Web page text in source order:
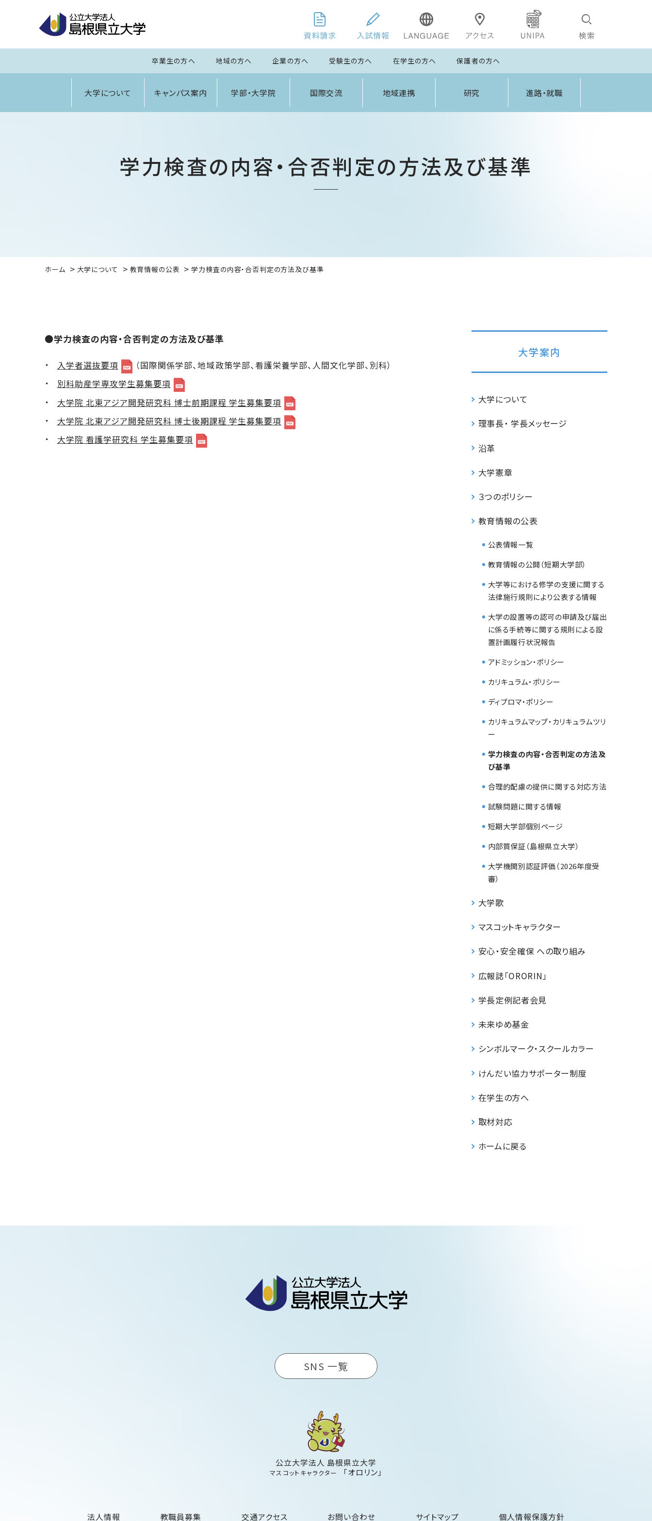
卒業生の方へ 地域の方へ 企業の方へ 受験生の方へ 在学生の方へ 保護者の方へ
大学について キャンパス案内 学部・大学院 国際交流 地域連携 研究 進路・就職
学力検査の内容・合否判定の方法及び基準
ホーム 大学について 教育情報の公表 学力検査の内容・合否判定の方法及び基準
●学力検査の内容・合否判定の方法及び基準
入学者選抜要項
（国際関係学部、地域政策学部、看護栄養学部、人間文化学部、別科）
別科助産学専攻学生募集要項
大学院 北東アジア開発研究科 博士前期課程 学生募集要項
大学院 北東アジア開発研究科 博士後期課程 学生募集要項
大学院 看護学研究科 学生募集要項
大学案内
大学について
理事長・ 学長メッセージ
沿革
大学憲章
３つのポリシー
教育情報の公表
公表情報一覧
教育情報の公開（短期大学部）
大学等における修学の支援に関する
法律施行規則により公表する情報
大学の設置等の認可の申請及び届出
に係る手続等に関する規則による設
置計画履行状況報告
アドミッション・ポリシー
カリキュラム・ポリシー
ディプロマ・ポリシー
カリキュラムマップ・カリキュラムツリ
ー
学力検査の内容・合否判定の方法及
び基準
合理的配慮の提供に関する対応方法
試験問題に関する情報
短期大学部個別ページ
内部質保証（島根県立大学）
大学機関別認証評価（2026年度受
審）
大学歌
マスコットキャラクター
安心・安全確保 への取り組み
広報誌「ORORIN」
学長定例記者会見
未来ゆめ基金
シンボルマーク・スクールカラー
けんだい協力サポーター制度
在学生の方へ
取材対応
ホームに戻る
SNS 一覧
公立大学法人 島根県立大学
マスコットキャラクター 「オロリン」
法人情報 教職員募集 交通アクセス お問い合わせ サイトマップ 個人情報保護方針